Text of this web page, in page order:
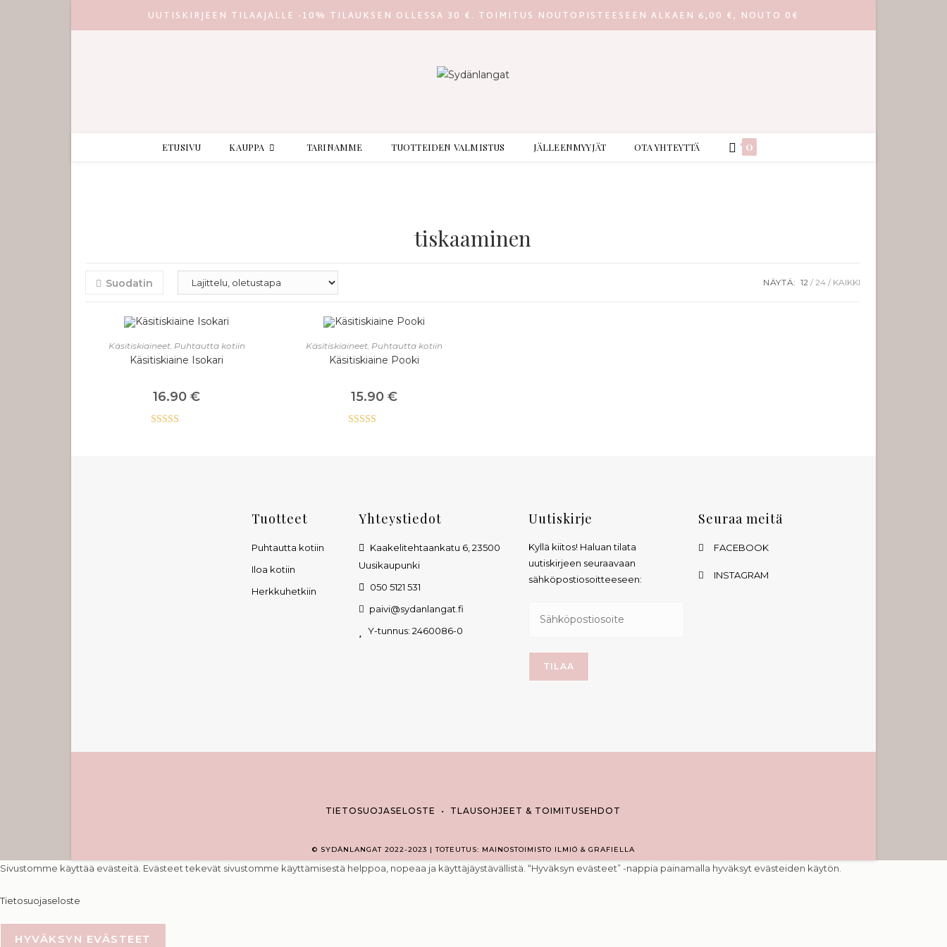
UUTISKIRJEEN TILAAJALLE -10% TILAUKSEN OLLESSA 30 €. TOIMITUS NOUTOPISTEESEEN ALKAEN 6,00 €, NOUTO 0€
ETUSIVU KAUPPA TARINAMME TUOTTEIDEN VALMISTUS JÄLLEENMYYJÄT OTA YHTEYTTÄ 0
tiskaaminen
Suodatin NÄYTÄ: 12 24 KAIKKI
VALITSE VAIHTOEHDOISTA
Käsitiskiaineet, Puhtautta kotiin
Käsitiskiaine Isokari
16.90€
VALITSE VAIHTOEHDOISTA
Käsitiskiaineet, Puhtautta kotiin
Käsitiskiaine Pooki
15.90 €
Tuotteet
Puhtautta kotiin
Iloa kotiin
Herkkuhetkiin
Yhteystiedot
Kaakelitehtaankatu 6, 23500
Uusikaupunki
050 5121 531
paivi@sydanlangat.fi
Y-tunnus: 2460086-0
Uutiskirje
Kyllä kiitos! Haluan tilata
uutiskirjeen seuraavaan
sähköpostiosoitteeseen:
Seuraa meitä
FACEBOOK
INSTAGRAM
TIETOSUOJASELOSTE • TLAUSOHJEET & TOIMITUSEHDOT
© SYDÄNLANGAT 2022-2023 | TOTEUTUS: MAINOSTOIMISTO ILMIÖ & GRAFIELLA
Sivustomme käyttää evästeitä. Evästeet tekevät sivustomme käyttämisestä helppoa, nopeaa ja käyttäjäystävällistä. “Hyväksyn evästeet” -nappia painamalla hyväksyt evästeiden käytön.
Tietosuojaseloste
HYVÄKSYN EVÄSTEET